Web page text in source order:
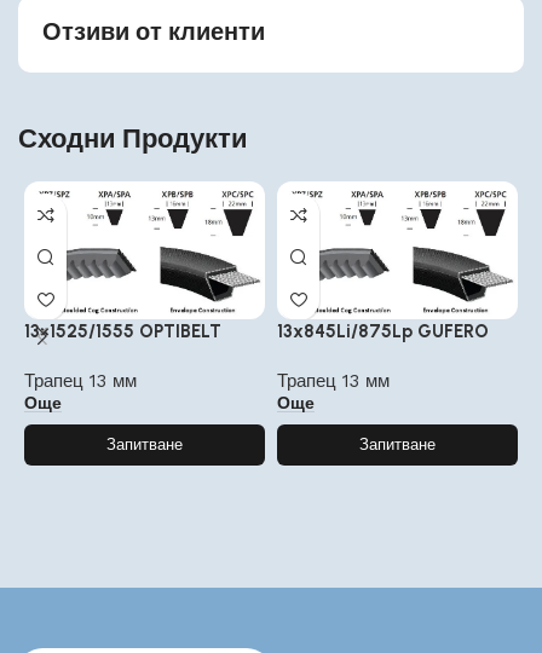
Отзиви от клиенти
Сходни Продукти
13×1525/1555 OPTIBELT
Трапец 13 мм
Още
Запитване
13x845Li/875Lp GUFERO
Трапец 13 мм
Още
Запитване